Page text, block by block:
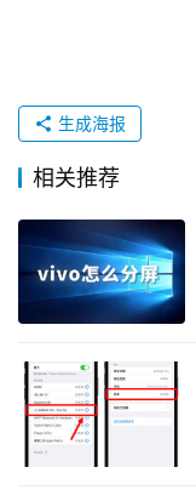
生成海报
相关推荐